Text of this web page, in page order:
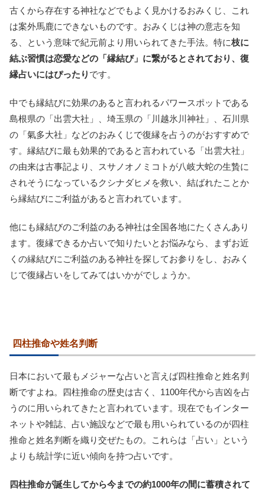
古くから存在する神社などでもよく見かけるおみくじ、これ
は案外馬鹿にできないものです。おみくじは神の意志を知
る、という意味で紀元前より用いられてきた手法。特に枝に
結ぶ習慣は恋愛などの「縁結び」に繋がるとされており、復
縁占いにはぴったり です。
中でも縁結びに効果のあると言われるパワースポットである
島根県の「出雲大社」、埼玉県の「川越氷川神社」、石川県
の「氣多大社」などのおみくじで復縁を占うのがおすすめで
す。縁結びに最も効果的であると言われている「出雲大社」
の由来は古事記より、スサノオノミコトが八岐大蛇の生贄に
されそうになっているクシナダヒメを救い、結ばれたことか
ら縁結びにご利益があると言われています。
他にも縁結びのご利益のある神社は全国各地にたくさんあり
ます。復縁できるか占いで知りたいとお悩みなら、まずお近
くの縁結びにご利益のある神社を探してお参りをし、おみく
じで復縁占いをしてみてはいかがでしょうか。
四柱推命や姓名判断
日本において最もメジャーな占いと言えば四柱推命と姓名判
断ですよね。四柱推命の歴史は古く、1100年代から吉凶を占
うのに用いられてきたと言われています。現在でもインター
ネットや雑誌、占い施設などで最も用いられているのが四柱
推命と姓名判断を織り交ぜたもの。これらは「占い」という
よりも統計学に近い傾向を持つ占いです。
四柱推命が誕生してから今までの約1000年の間に蓄積されて